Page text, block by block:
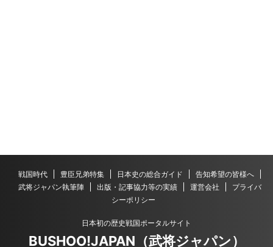
戦国時代 豊臣兄弟特集 日本史の総合ガイド
告知希望の皆様へ
武将ジャパン執筆陣
出版・記事協力等の実績 運営会社
プライバ
シーポリシー
日本初の歴史戦国ポータルサイト
BUSHOO!JAPAN（武将ジャパン）